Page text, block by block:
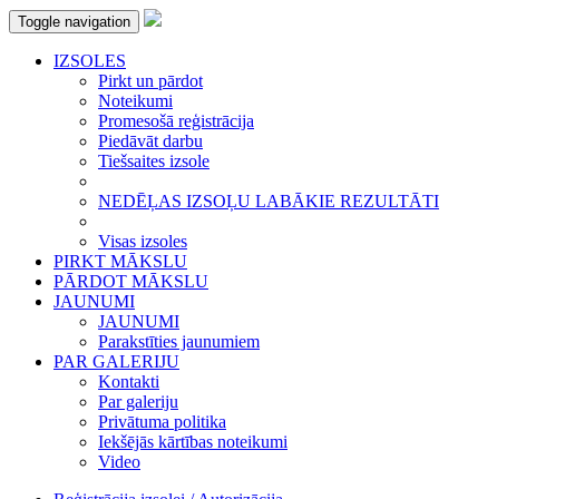
Toggle navigation
IZSOLES
Pirkt un pārdot
Noteikumi
Promesošā reģistrācija
Piedāvāt darbu
Tiešsaites izsole
NEDĒĻAS IZSOĻU LABĀKIE REZULTĀTI
Visas izsoles
PIRKT MĀKSLU
PĀRDOT MĀKSLU
JAUNUMI
JAUNUMI
Parakstīties jaunumiem
PAR GALERIJU
Kontakti
Par galeriju
Privātuma politika
Iekšējās kārtības noteikumi
Video